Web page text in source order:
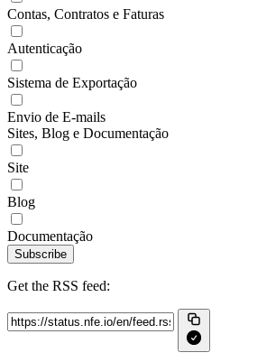
Contas, Contratos e Faturas
Autenticação
Sistema de Exportação
Envio de E-mails
Sites, Blog e Documentação
Site
Blog
Documentação
Subscribe
Get the RSS feed: